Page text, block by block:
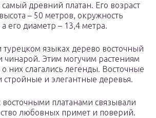
древний платан. Его возраст
– 50 метров, окружность
его диаметр – 13,4 метра.
турецком языках дерево восточный
чинарой. Этим могучим растениям
них слагались легенды. Восточные
стройные и элегантные деревья.
платанами связывали
любовных примет и поверий.